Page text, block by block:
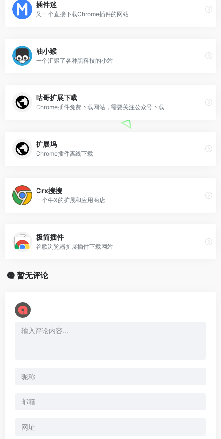
插件迷
又一个直接下载Chrome插件的网站
油小猴
一个汇聚了各种黑科技的小站
咕哥扩展下载
Chrome插件免费下载网站，需要关注公众号下载
扩展坞
Chrome插件离线下载
Crx搜搜
一个牛X的扩展和应用商店
极简插件
谷歌浏览器扩展插件下载网站
暂无评论